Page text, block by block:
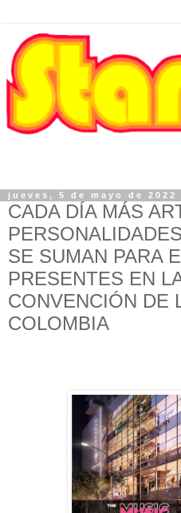
jueves, 5 de mayo de 2022
CADA DÍA MÁS
SE SUMAN PARA
PRESENTES EN
CONVENCIÓN DE
COLOMBIA